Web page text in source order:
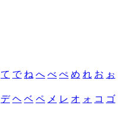
て で ね へ べ ぺ め れ お ぉ
デ ヘ ベ ペ メ レ オ ォ コ ゴ